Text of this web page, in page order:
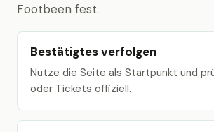
Footbeen fest.
Bestätigtes verfolgen
Nutze die Seite als Startpunkt und
oder Tickets offiziell.